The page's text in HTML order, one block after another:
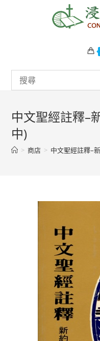
中文聖經註釋–
中)
> 商店 > 中文聖經註釋–